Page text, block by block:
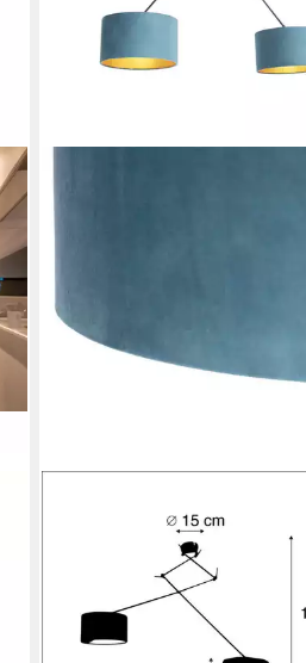
Pendelleuchte Blitz, ohne
Leuchtmittel, Warmweiß, QAZQA
Hängeleuchte, e27, Blau, Textil,
Modern
175,00 €
379,00 €